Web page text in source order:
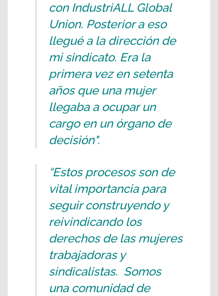
con IndustriALL Global
Union. Posterior a eso
llegué a la dirección de
mi sindicato. Era la
primera vez en setenta
años que una mujer
llegaba a ocupar un
cargo en un órgano de
decisión".
“Estos procesos son de
vital importancia para
seguir construyendo y
reivindicando los
derechos de las mujeres
trabajadoras y
sindicalistas. Somos
una comunidad de